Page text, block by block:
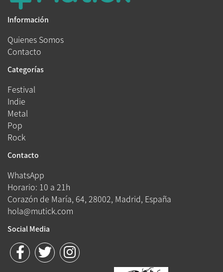
Información
Quienes Somos
Contacto
Categorías
Festival
Indie
Metal
Pop
Rock
Contacto
WhatsApp
Horario: 10 a 21h
Corazón de María, 64, 28002, Madrid, España
hola@mutick.com
Social Media